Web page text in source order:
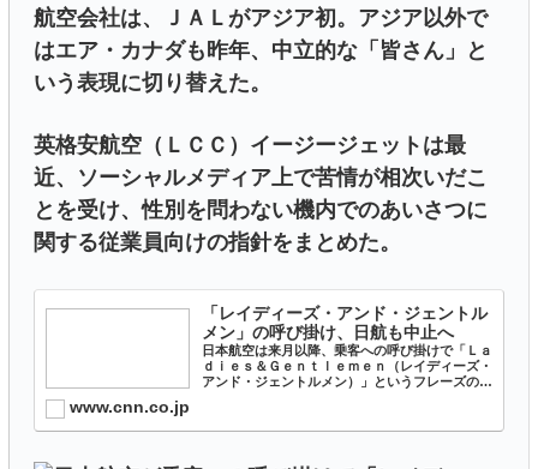
航空会社は、ＪＡＬがアジア初。アジア以外で
はエア・カナダも昨年、中立的な「皆さん」と
いう表現に切り替えた。
英格安航空（ＬＣＣ）イージージェットは最
近、ソーシャルメディア上で苦情が相次いだこ
とを受け、性別を問わない機内でのあいさつに
関する従業員向けの指針をまとめた。
「レイディーズ・アンド・ジェントル
メン」の呼び掛け、日航も中止へ
日本航空は来月以降、乗客への呼び掛けで「Ｌａ
ｄｉｅｓ＆Ｇｅｎｔｌｅｍｅｎ（レイディーズ・
アンド・ジェントルメン）」というフレーズの使
www.cnn.co.jp